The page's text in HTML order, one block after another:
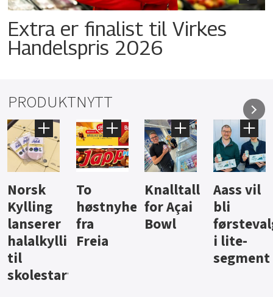
Extra er finalist til Virkes
Handelspris 2026
PRODUKTNYTT
Knalltall
for Açai
Bowl
Aass vil
bli
førstevalg
i lite-
Brus og
jus fra
Berentsen
Hard
iste fra
Hansa